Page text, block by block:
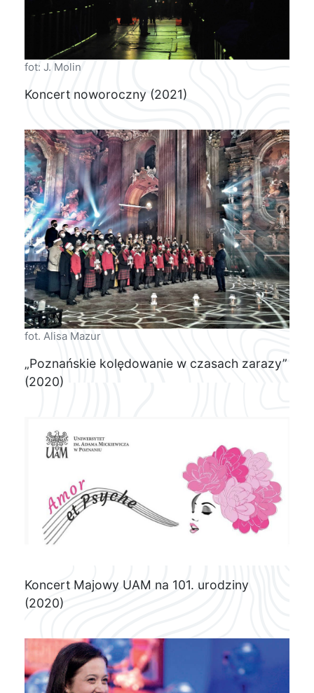
fot: J. Molin
Koncert noworoczny (2021)
fot. Alisa Mazur
„Poznańskie kolędowanie w czasach zarazy”
(2020)
Koncert Majowy UAM na 101. urodziny
(2020)